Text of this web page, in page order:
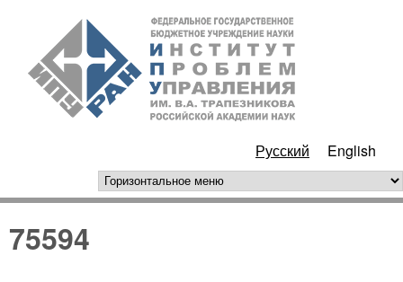
Перейти к основному
содержанию
РАН
Русский English
горизонтальное меню
75594